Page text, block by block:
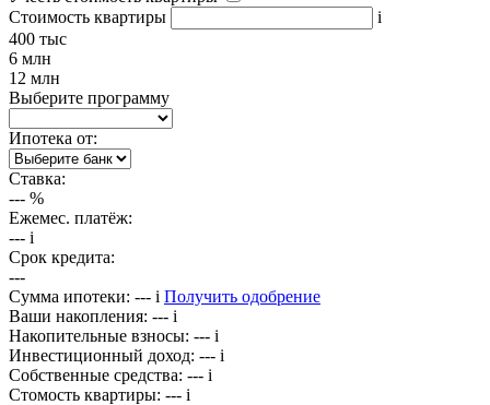
Стоимость квартиры
i
400 тыс
6 млн
12 млн
Выберите программу
Ипотека от:
Ставка:
--- %
Ежемес. платёж:
--- i
Срок кредита:
---
Сумма ипотеки: --- i Получить одобрение
Ваши накопления: --- i
Накопительные взносы: --- i
Инвестиционный доход: --- i
Собственные средства: --- i
Стомость квартиры: --- i